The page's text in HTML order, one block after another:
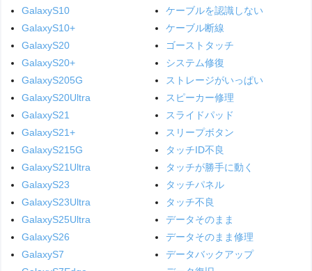
GalaxyS10
GalaxyS10+
GalaxyS20
GalaxyS20+
GalaxyS205G
GalaxyS20Ultra
GalaxyS21
GalaxyS21+
GalaxyS215G
GalaxyS21Ultra
GalaxyS23
GalaxyS23Ultra
GalaxyS25Ultra
GalaxyS26
GalaxyS7
ケーブルを認識しない
ケーブル断線
ゴーストタッチ
システム修復
ストレージがいっぱい
スピーカー修理
スライドパッド
スリープボタン
タッチID不良
タッチが勝手に動く
タッチパネル
タッチ不良
データそのまま
データそのまま修理
データバックアップ